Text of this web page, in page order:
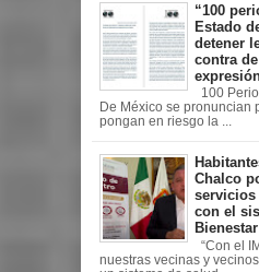
“100
Estado
detener
contra
100
De México se pronuncian
pongan en riesgo la ...
Chalco
servicios
con el
Bienestar
“Con el
nuestras vecinas y